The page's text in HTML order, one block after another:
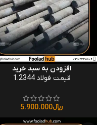
افزودن به سبد خرید
قیمت فولاد 1.2344
﷼5.900.000